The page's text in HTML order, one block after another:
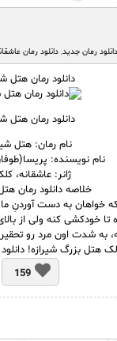
دانلود رمان جدید, دانلود رمان
دانلود رمان هتل
دانلود رمان هتل
نام رمان: هتل
نام نویسنده:
ژانر: عاشقانه،
خلاصه دانلود رمان
خواهان به دست
تا خودکشی کنه ولی از
به شدت اون مرد رو تحقیر
هتل بزرگ شیرازه!
159